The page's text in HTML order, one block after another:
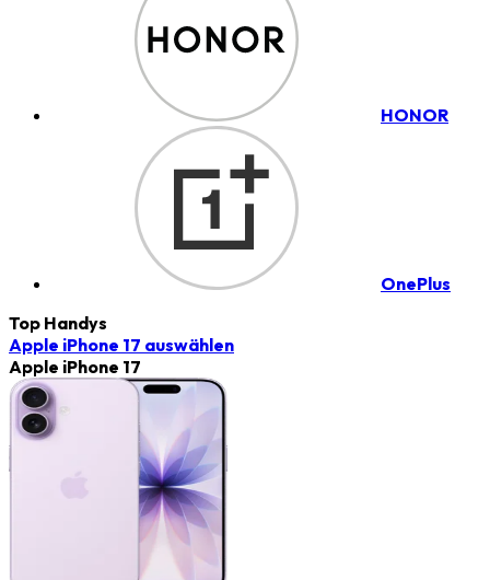
HONOR
OnePlus
Top Handys
Apple iPhone 17 auswählen
Apple iPhone 17